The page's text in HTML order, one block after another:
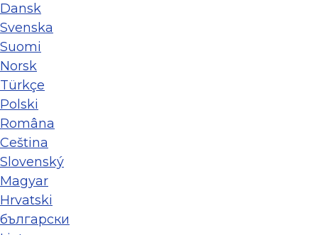
Dansk
Svenska
Suomi
Norsk
Türkçe
Polski
Româna
Ceština
Slovenský
Magyar
Hrvatski
български